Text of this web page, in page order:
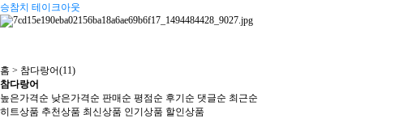
승참치 테이크아웃
홈 > 참다랑어(11)
참다랑어
높은가격순 낮은가격순 판매순 평점순 후기순 댓글순 최근순
히트상품 추천상품 최신상품 인기상품 할인상품